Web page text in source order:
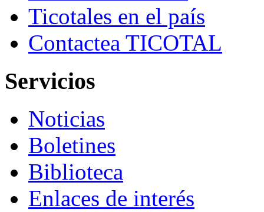
Ticotales en el país
Contactea TICOTAL
Servicios
Noticias
Boletines
Biblioteca
Enlaces de interés